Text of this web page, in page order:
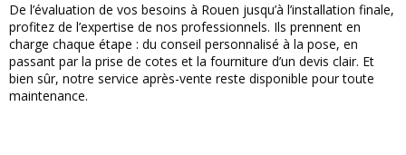
De l’évaluation de vos besoins à Rouen jusqu’à l’installation finale,
profitez de l’expertise de nos professionnels. Ils prennent en
charge chaque étape : du conseil personnalisé à la pose, en
passant par la prise de cotes et la fourniture d’un devis clair. Et
bien sûr, notre service après-vente reste disponible pour toute
maintenance.